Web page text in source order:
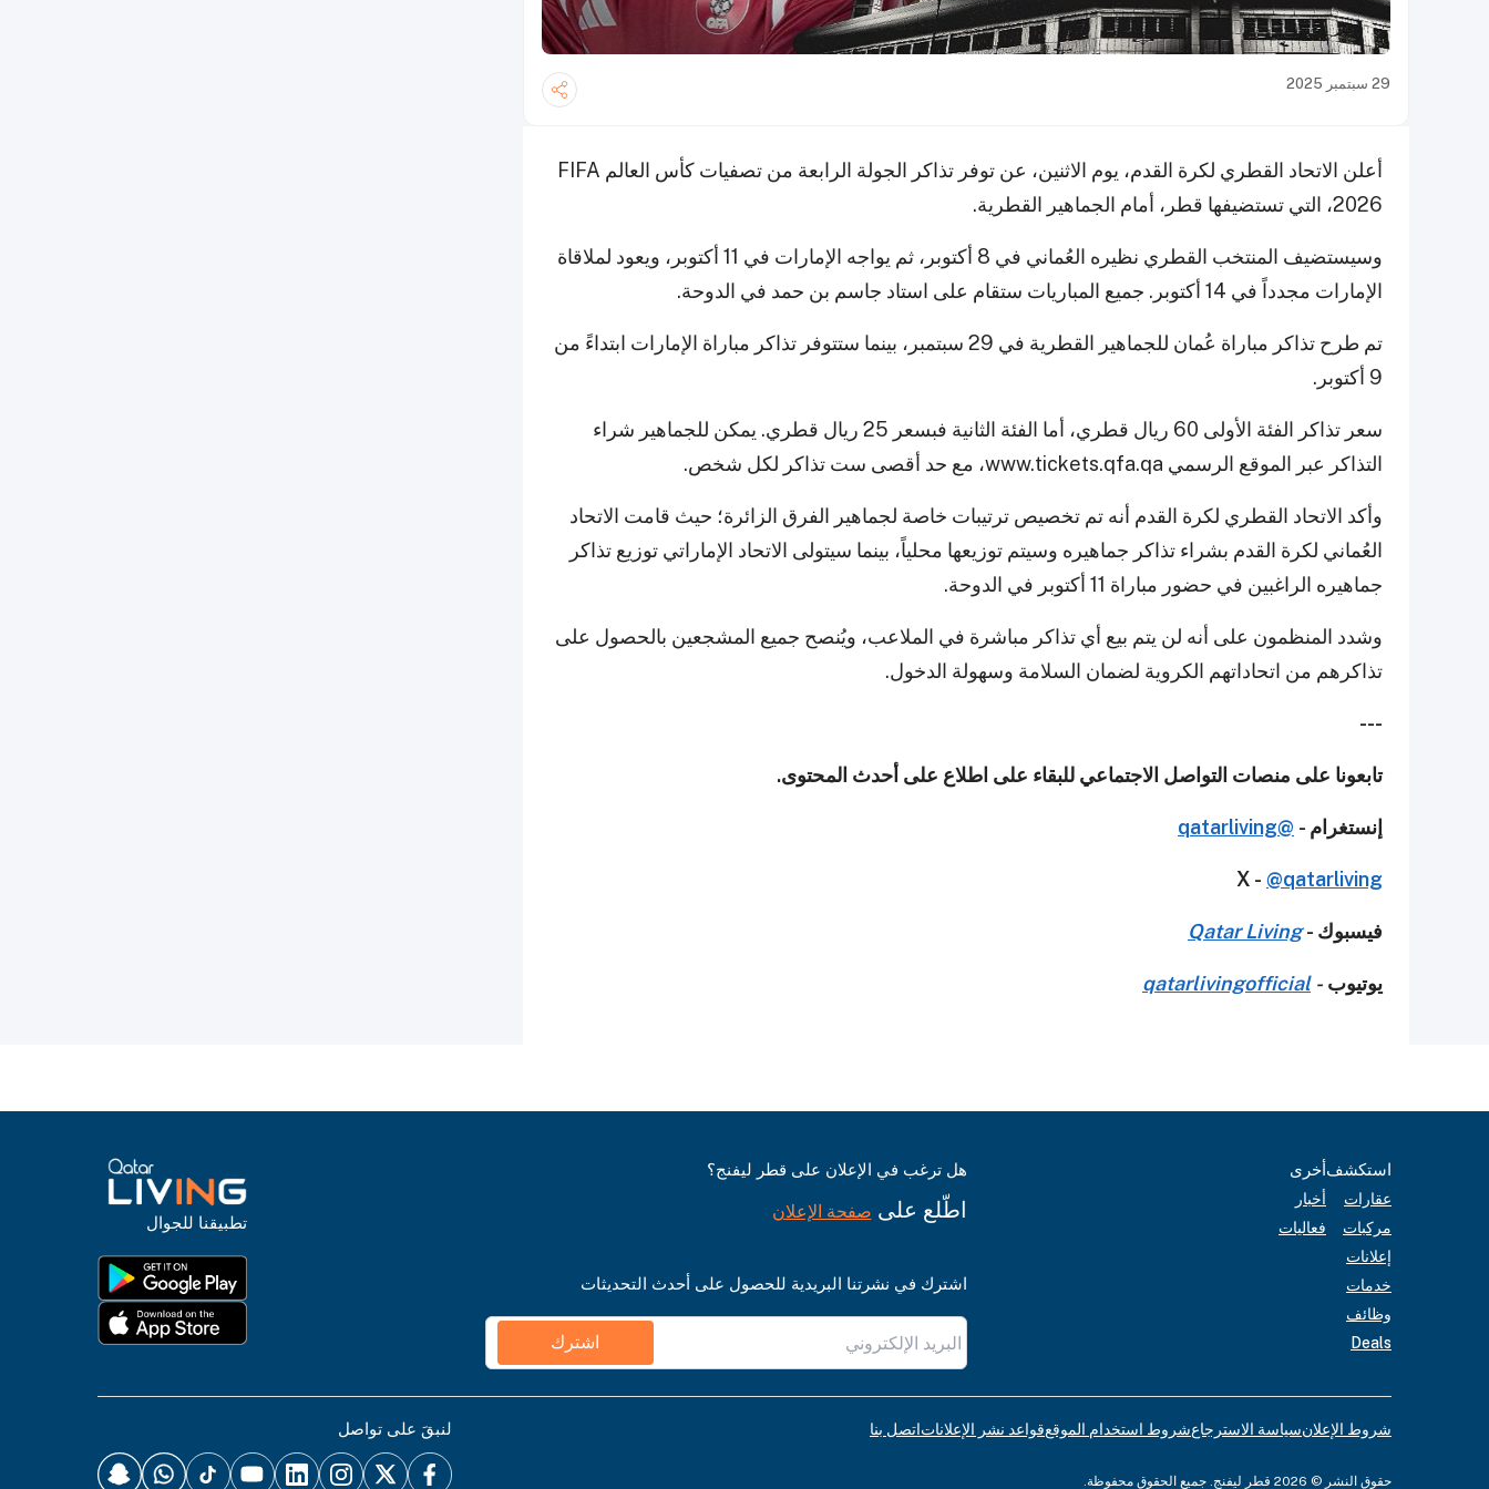
29 سبتمبر 2025
أعلن الاتحاد القطري لكرة القدم، يوم الاثنين، عن توفر تذاكر الجولة الرابعة من تصفيات كأس العالم FIFA
2026، التي تستضيفها قطر، أمام الجماهير القطرية.
وسيستضيف المنتخب القطري نظيره العُماني في 8 أكتوبر، ثم يواجه الإمارات في 11 أكتوبر، ويعود لملاقاة
الإمارات مجدداً في 14 أكتوبر. جميع المباريات ستقام على استاد جاسم بن حمد في الدوحة.
تم طرح تذاكر مباراة عُمان للجماهير القطرية في 29 سبتمبر، بينما ستتوفر تذاكر مباراة الإمارات ابتداءً من
9 أكتوبر.
سعر تذاكر الفئة الأولى 60 ريال قطري، أما الفئة الثانية فبسعر 25 ريال قطري. يمكن للجماهير شراء
التذاكر عبر الموقع الرسمي www.tickets.qfa.qa، مع حد أقصى ست تذاكر لكل شخص.
وأكد الاتحاد القطري لكرة القدم أنه تم تخصيص ترتيبات خاصة لجماهير الفرق الزائرة؛ حيث قامت الاتحاد
العُماني لكرة القدم بشراء تذاكر جماهيره وسيتم توزيعها محلياً، بينما سيتولى الاتحاد الإماراتي توزيع تذاكر
جماهيره الراغبين في حضور مباراة 11 أكتوبر في الدوحة.
وشدد المنظمون على أنه لن يتم بيع أي تذاكر مباشرة في الملاعب، ويُنصح جميع المشجعين بالحصول على
تذاكرهم من اتحاداتهم الكروية لضمان السلامة وسهولة الدخول.
---
تابعونا على منصات التواصل الاجتماعي للبقاء على اطلاع على أحدث المحتوى.
إنستغرام - @qatarliving
X - @qatarliving
فيسبوك -Qatar Living
يوتيوب -
qatarlivingofficial
استكشف
عقارات
مركبات
إعلانات
خدمات
وظائف
Deals
أخرى
أخبار
فعاليات
هل ترغب في الإعلان على قطر ليفنج؟
اطّلع على صفحة الإعلان
اشترك في نشرتنا البريدية للحصول على أحدث التحديثات
اشترك
تطبيقنا للجوال
شروط الإعلانسياسة الاسترجاعشروط استخدام الموقعقواعد نشر الإعلاناتاتصل بنا
حقوق النشر © 2026 قطر ليفنج. جميع الحقوق محفوظة.
لنبقَ على تواصل